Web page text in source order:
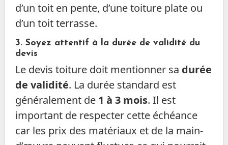
d’un toit en pente, d’une toiture plate ou
d’un toit terrasse.
3. Soyez attentif à la durée de validité du
devis
Le devis toiture doit mentionner sa durée
de validité. La durée standard est
généralement de 1 à 3 mois. Il est
important de respecter cette échéance
car les prix des matériaux et de la main-